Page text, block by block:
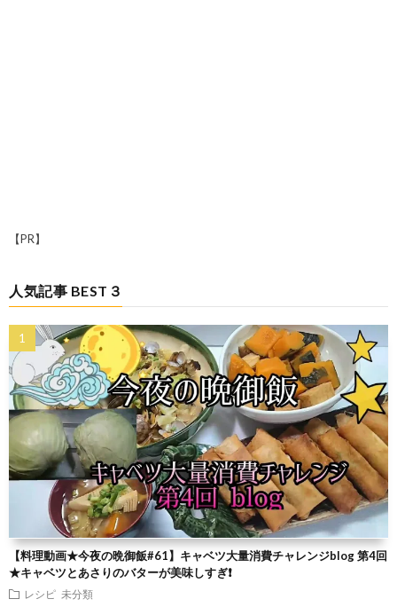
【PR】
人気記事 BEST３
【料理動画★今夜の晩御飯#61】キャベツ大量消費チャレンジblog 第4回
★キャベツとあさりのバターが美味しすぎ❗
レシピ 未分類